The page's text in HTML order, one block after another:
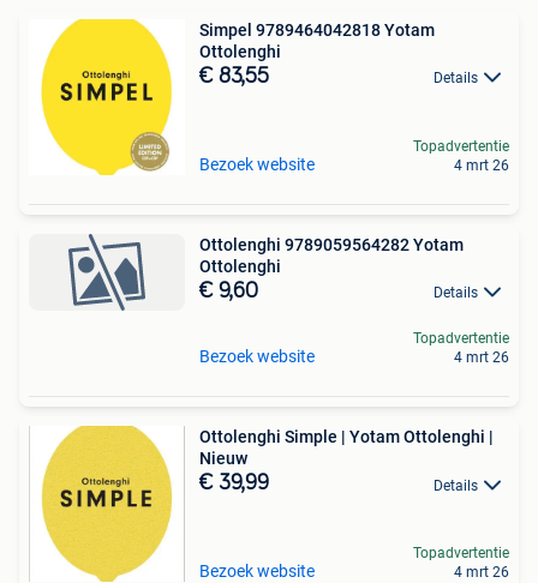
Simpel 9789464042818 Yotam
Ottolenghi
€ 83,55 Details
Bezoek website
Topadvertentie
4 mrt 26
Ottolenghi 9789059564282 Yotam
Ottolenghi
€ 9,60 Details
Bezoek website
Topadvertentie
4 mrt 26
Ottolenghi Simple | Yotam Ottolenghi |
Nieuw
€ 39,99 Details
Bezoek website
Topadvertentie
4 mrt 26